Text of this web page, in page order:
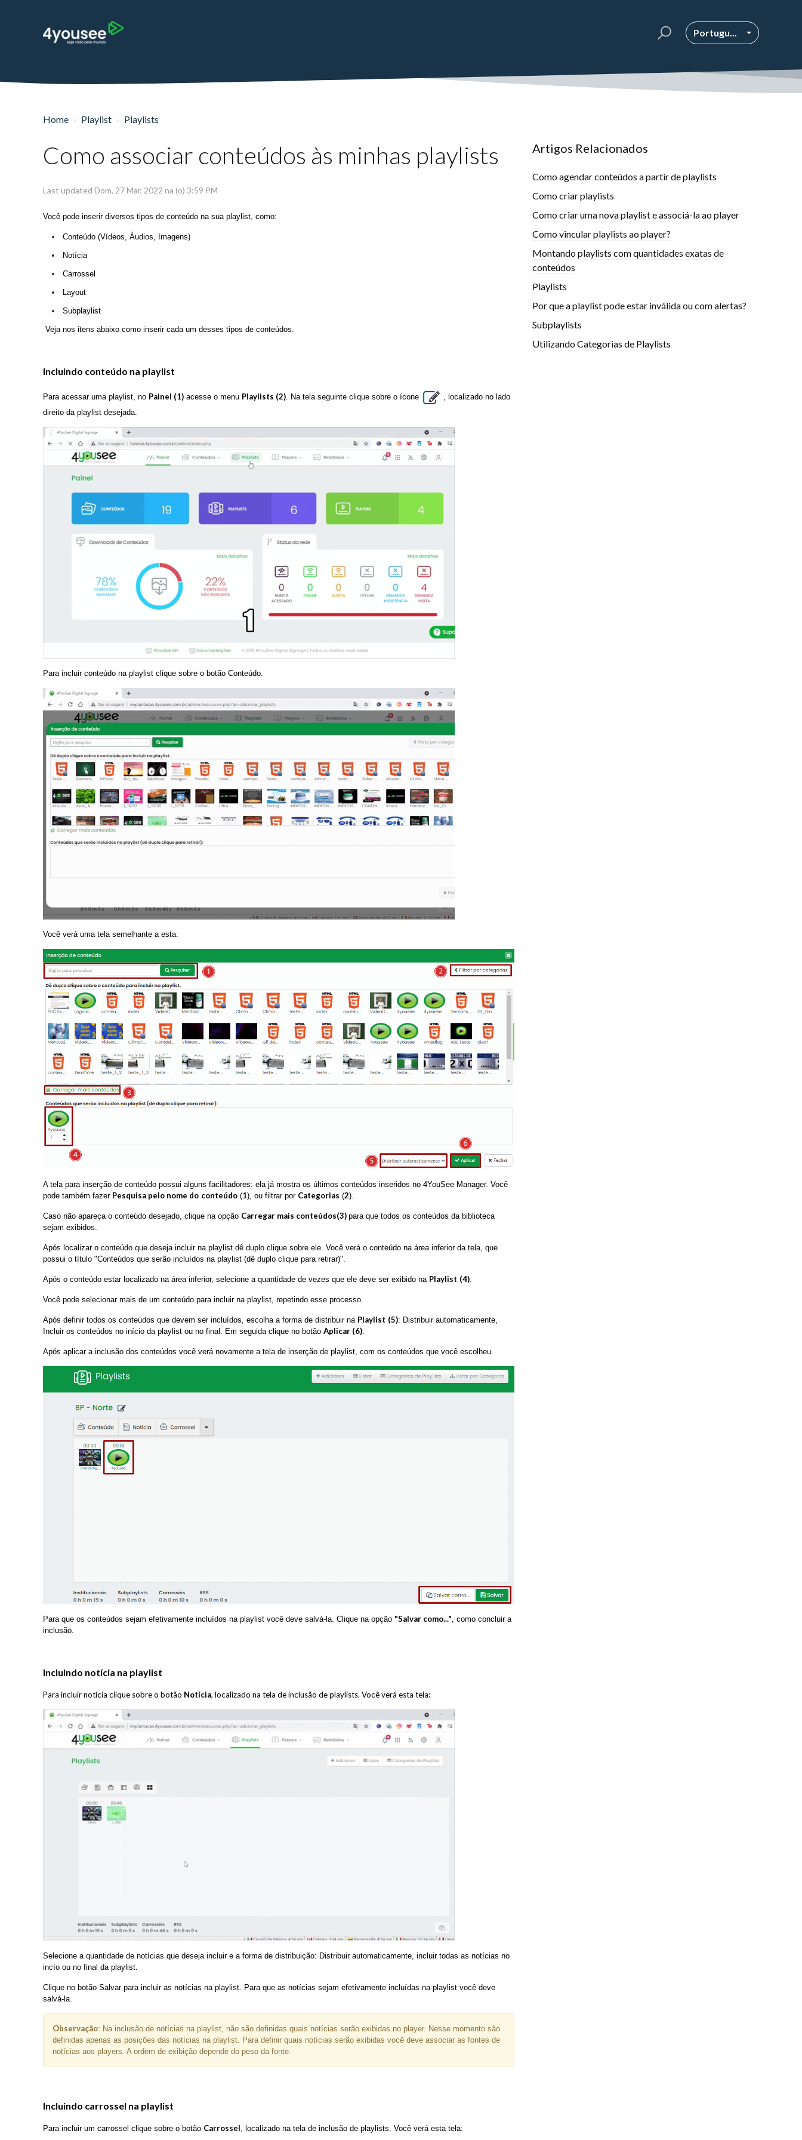
Portugu...
Home Playlist Playlists
Como associar conteúdos às minhas playlists
Last updated Dom, 27 Mar, 2022 na (o) 3:59 PM
Você pode inserir diversos tipos de conteúdo na sua playlist, como:
Conteúdo (Vídeos, Áudios, Imagens)
Notícia
Carrossel
Layout
Subplaylist
Veja nos itens abaixo como inserir cada um desses tipos de conteúdos.
Incluindo conteúdo na playlist
Para acessar uma playlist, no Painel (1) acesse o menu Playlists (2). Na tela seguinte clique sobre o ícone
, localizado no lado
direito da playlist desejada.
Para incluir conteúdo na playlist clique sobre o botão Conteúdo.
Você verá uma tela semelhante a esta:
A tela para inserção de conteúdo possui alguns facilitadores: ela já mostra os últimos conteúdos inseridos no 4YouSee Manager. Você
pode também fazer Pesquisa pelo nome do conteúdo (1), ou filtrar por Categorias (2).
Caso não apareça o conteúdo desejado, clique na opção Carregar mais conteúdos(3) para que todos os conteúdos da biblioteca
sejam exibidos.
Após localizar o conteúdo que deseja incluir na playlist dê duplo clique sobre ele. Você verá o conteúdo na área inferior da tela, que
possui o título "Conteúdos que serão incluídos na playlist (dê duplo clique para retirar)".
Após o conteúdo estar localizado na área inferior, selecione a quantidade de vezes que ele deve ser exibido na Playlist (4)
Você pode selecionar mais de um conteúdo para incluir na playlist, repetindo esse processo.
Após definir todos os conteúdos que devem ser incluídos, escolha a forma de distribuir na Playlist (5): Distribuir automaticamente,
Incluir os conteúdos no início da playlist ou no final. Em seguida clique no botão Aplicar (6)
Após aplicar a inclusão dos conteúdos você verá novamente a tela de inserção de playlist, com os conteúdos que você escolheu.
Para que os conteúdos sejam efetivamente incluídos na playlist você deve salvá-la. Clique na opção "Salvar como..." , como concluir a
inclusão.
Incluindo notícia na playlist
Para incluir notícia clique sobre o botão Notícia, localizado na tela de inclusão de playlists. Você verá esta tela:
Selecione a quantidade de notícias que deseja incluir e a forma de distribuição: Distribuir automaticamente, incluir todas as notícias no
incío ou no final da playlist.
Clique no botão Salvar para incluir as notícias na playlist. Para que as notícias sejam efetivamente incluídas na playlist você deve
salvá-la.
Observação: Na inclusão de notícias na playlist, não são definidas quais notícias serão exibidas no player. Nesse momento são
definidas apenas as posições das notícias na playlist. Para definir quais notícias serão exibidas você deve associar as fontes de
notícias aos players. A ordem de exibição depende do peso da fonte.
Incluindo carrossel na playlist
Para incluir um carrossel clique sobre o botão Carrossel , localizado na tela de inclusão de playlists. Você verá esta tela:
Artigos Relacionados
Como agendar conteúdos a partir de playlists
Como criar playlists
Como criar uma nova playlist e associá-la ao player
Como vincular playlists ao player?
Montando playlists com quantidades exatas de
conteúdos
Playlists
Por que a playlist pode estar inválida ou com alertas?
Subplaylists
Utilizando Categorias de Playlists